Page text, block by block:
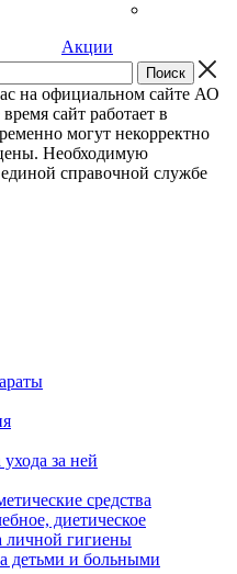
Акции
на официальном сайте АО
сайт работает в
могут некорректно
Необходимую
справочной службе
за ней
средства
диетическое
личной гигиены
детьми и больными